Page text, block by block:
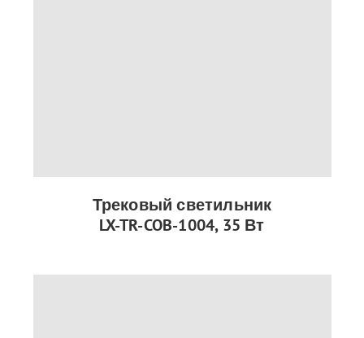
Трековый светильник
LX-TR-COB-1004, 35 Вт